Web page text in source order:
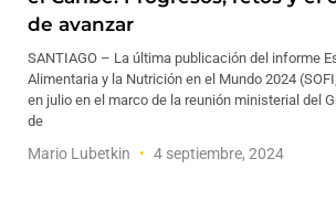
de avanzar
SANTIAGO – La última publicación del informe
Alimentaria y la Nutrición en el Mundo 2024
en julio en el marco de la reunión ministerial del
de
Mario Lubetkin 4 septiembre, 2024